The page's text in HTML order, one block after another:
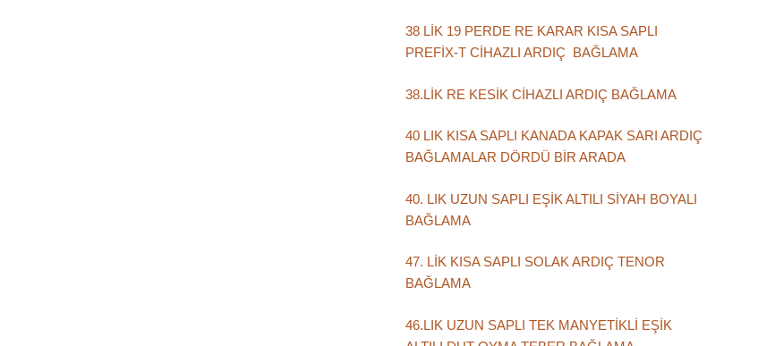
38 LİK 19 PERDE RE KARAR KISA SAPLI
PREFİX-T CİHAZLI ARDIÇ BAĞLAMA
38.LİK RE KESİK CİHAZLI ARDIÇ BAĞLAMA
40 LIK KISA SAPLI KANADA KAPAK SARI ARDIÇ
BAĞLAMALAR DÖRDÜ BİR ARADA
40. LIK UZUN SAPLI EŞİK ALTILI SİYAH BOYALI
BAĞLAMA
47. LİK KISA SAPLI SOLAK ARDIÇ TENOR
BAĞLAMA
46.LIK UZUN SAPLI TEK MANYETİKLİ EŞİK